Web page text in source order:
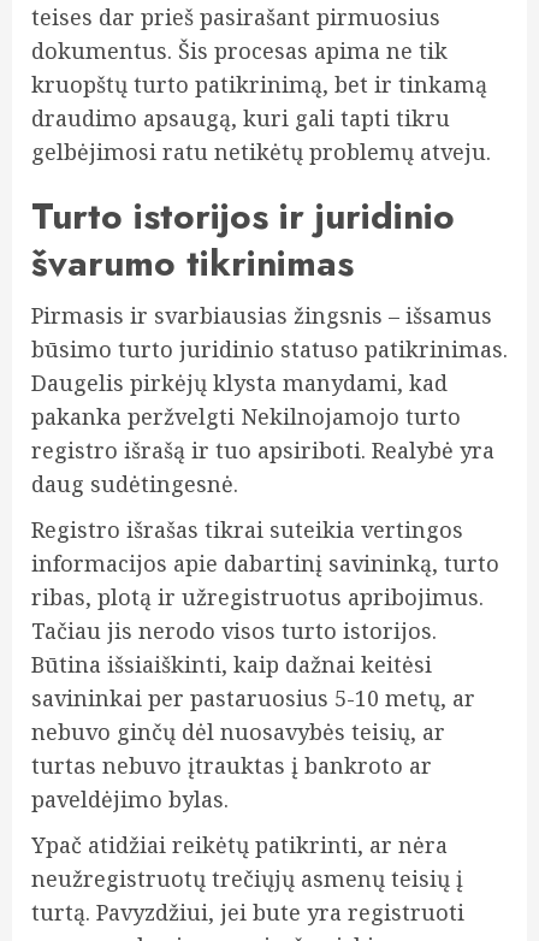
teises dar prieš pasirašant pirmuosius
dokumentus. Šis procesas apima ne tik
kruopštų turto patikrinimą, bet ir tinkamą
draudimo apsaugą, kuri gali tapti tikru
gelbėjimosi ratu netikėtų problemų atveju.
Turto istorijos ir juridinio
švarumo tikrinimas
Pirmasis ir svarbiausias žingsnis – išsamus
būsimo turto juridinio statuso patikrinimas.
Daugelis pirkėjų klysta manydami, kad
pakanka peržvelgti Nekilnojamojo turto
registro išrašą ir tuo apsiriboti. Realybė yra
daug sudėtingesnė.
Registro išrašas tikrai suteikia vertingos
informacijos apie dabartinį savininką, turto
ribas, plotą ir užregistruotus apribojimus.
Tačiau jis nerodo visos turto istorijos.
Būtina išsiaiškinti, kaip dažnai keitėsi
savininkai per pastaruosius 5-10 metų, ar
nebuvo ginčų dėl nuosavybės teisių, ar
turtas nebuvo įtrauktas į bankroto ar
paveldėjimo bylas.
Ypač atidžiai reikėtų patikrinti, ar nėra
neužregistruotų trečiųjų asmenų teisių į
turtą. Pavyzdžiui, jei bute yra registruoti